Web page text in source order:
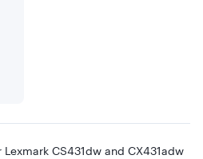
CS431dw and CX431adw